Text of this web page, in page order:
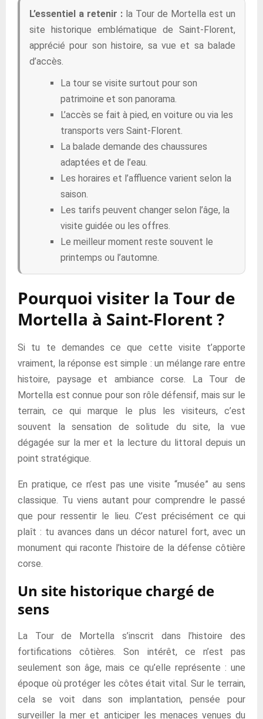
L’essentiel a retenir : la Tour de Mortella est un
site historique emblématique de Saint-Florent,
apprécié pour son histoire, sa vue et sa balade
d’accès.
La tour se visite surtout pour son
patrimoine et son panorama.
L’accès se fait à pied, en voiture ou via les
transports vers Saint-Florent.
La balade demande des chaussures
adaptées et de l’eau.
Les horaires et l’affluence varient selon la
saison.
Les tarifs peuvent changer selon l’âge, la
visite guidée ou les offres.
Le meilleur moment reste souvent le
printemps ou l’automne.
Pourquoi visiter la Tour de
Mortella à Saint-Florent ?
Si tu te demandes ce que cette visite t’apporte
vraiment, la réponse est simple : un mélange rare entre
histoire, paysage et ambiance corse. La Tour de
Mortella est connue pour son rôle défensif, mais sur le
terrain, ce qui marque le plus les visiteurs, c’est
souvent la sensation de solitude du site, la vue
dégagée sur la mer et la lecture du littoral depuis un
point stratégique.
En pratique, ce n’est pas une visite “musée” au sens
classique. Tu viens autant pour comprendre le passé
que pour ressentir le lieu. C’est précisément ce qui
plaît : tu avances dans un décor naturel fort, avec un
monument qui raconte l’histoire de la défense côtière
corse.
Un site historique chargé de
sens
La Tour de Mortella s’inscrit dans l’histoire des
fortifications côtières. Son intérêt, ce n’est pas
seulement son âge, mais ce qu’elle représente : une
époque où protéger les côtes était vital. Sur le terrain,
cela se voit dans son implantation, pensée pour
surveiller la mer et anticiper les menaces venues du